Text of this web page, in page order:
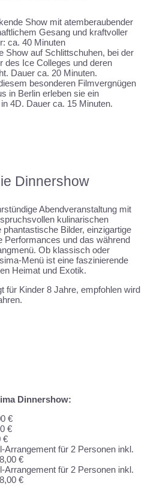
Show mit atemberaubender
Gesang und kraftvoller
ca. 40 Minuten
Show auf Schlittschuhen, bei der
des Ice Colleges und deren
Dauer ca. 20 Minuten.
besonderen Filmvergnügen
in Berlin erleben sie ein
4D. Dauer ca. 15 Minuten.
Dinnershow
Abendveranstaltung mit
kulinarischen
Bilder, einzigartige
Performances und das während
Ob klassisch oder
Menü ist eine faszinierende
Heimat und Exotik.
für Kinder 8 Jahre, empfohlen wird
Dinnershow:
€
€
€
Arrangement für 2 Personen inkl.
€
Arrangement für 2 Personen inkl.
€